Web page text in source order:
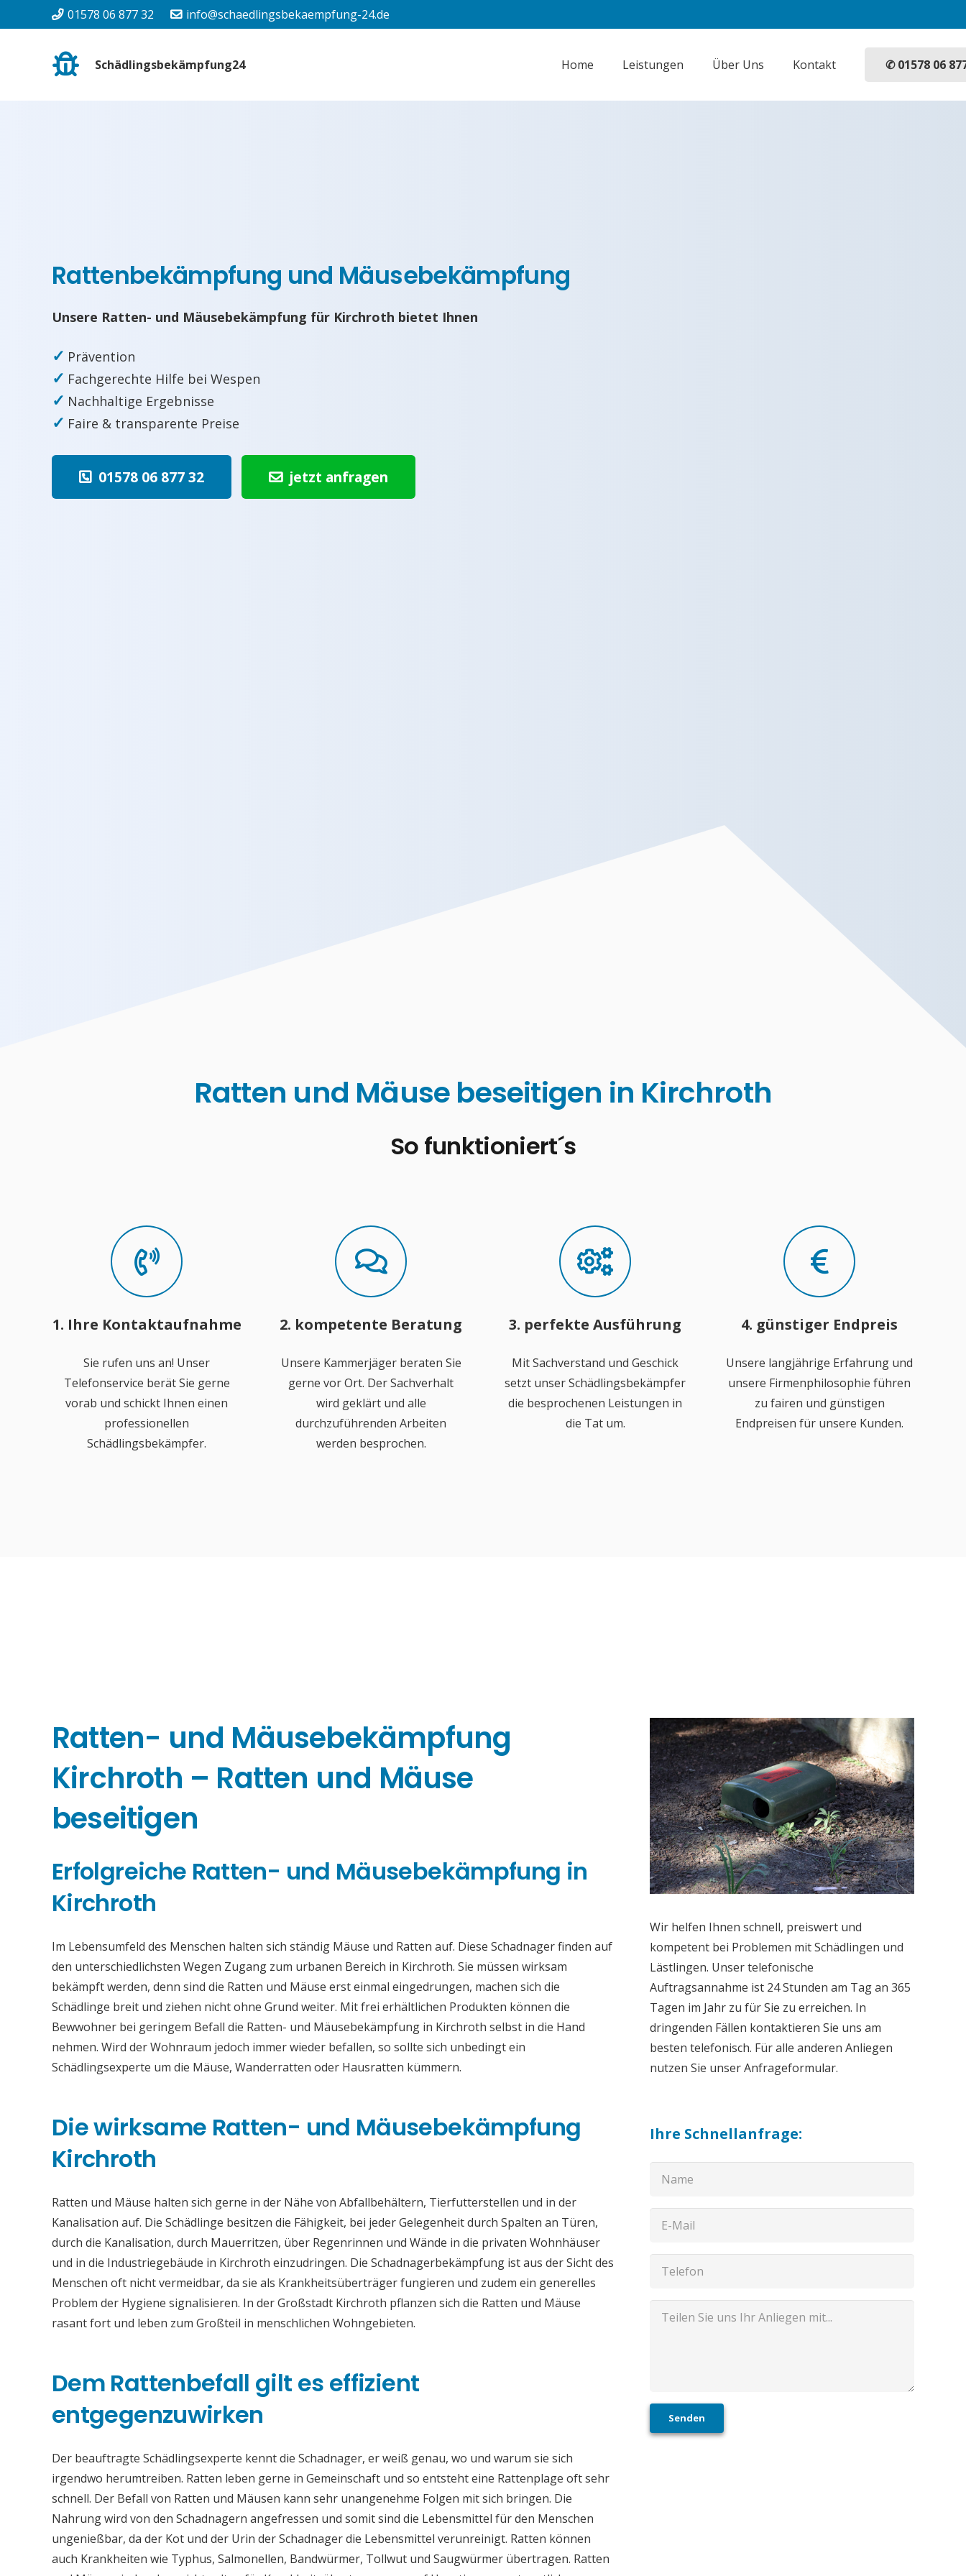
01578 06 877 32 info@schaedlingsbekaempfung-24.de
Schädlingsbekämpfung24 Home Leistungen Über Uns Kontakt ✆ 01578 06
Rattenbekämpfung und Mäusebekämpfung
Unsere Ratten- und Mäusebekämpfung für Kirchroth bietet Ihnen
✓ Prävention
✓ Fachgerechte Hilfe bei Wespen
✓ Nachhaltige Ergebnisse
✓ Faire & transparente Preise
01578 06 877 32 jetzt anfragen
Ratten und Mäuse beseitigen in Kirchroth
So funktioniert´s
1. Ihre Kontaktaufnahme
Sie rufen uns an! Unser
Telefonservice berät Sie gerne
vorab und schickt Ihnen einen
professionellen
Schädlingsbekämpfer.
2. kompetente Beratung
Unsere Kammerjäger beraten Sie
gerne vor Ort. Der Sachverhalt
wird geklärt und alle
durchzuführenden Arbeiten
werden besprochen.
3. perfekte Ausführung
Mit Sachverstand und Geschick
setzt unser Schädlingsbekämpfer
die besprochenen Leistungen in
die Tat um.
4. günstiger Endpreis
Unsere langjährige Erfahrung und
unsere Firmenphilosophie führen
zu fairen und günstigen
Endpreisen für unsere Kunden.
Ratten- und Mäusebekämpfung
Kirchroth – Ratten und Mäuse
beseitigen
Erfolgreiche Ratten- und Mäusebekämpfung in
Kirchroth
Im Lebensumfeld des Menschen halten sich ständig Mäuse und Ratten auf. Diese Schadnager finden auf
den unterschiedlichsten Wegen Zugang zum urbanen Bereich in Kirchroth. Sie müssen wirksam
bekämpft werden, denn sind die Ratten und Mäuse erst einmal eingedrungen, machen sich die
Schädlinge breit und ziehen nicht ohne Grund weiter. Mit frei erhältlichen Produkten können die
Bewwohner bei geringem Befall die Ratten- und Mäusebekämpfung in Kirchroth selbst in die Hand
nehmen. Wird der Wohnraum jedoch immer wieder befallen, so sollte sich unbedingt ein
Schädlingsexperte um die Mäuse, Wanderratten oder Hausratten kümmern.
Die wirksame Ratten- und Mäusebekämpfung
Kirchroth
Ratten und Mäuse halten sich gerne in der Nähe von Abfallbehältern, Tierfutterstellen und in der
Kanalisation auf. Die Schädlinge besitzen die Fähigkeit, bei jeder Gelegenheit durch Spalten an Türen,
durch die Kanalisation, durch Mauerritzen, über Regenrinnen und Wände in die privaten Wohnhäuser
und in die Industriegebäude in Kirchroth einzudringen. Die Schadnagerbekämpfung ist aus der Sicht des
Menschen oft nicht vermeidbar, da sie als Krankheitsüberträger fungieren und zudem ein generelles
Problem der Hygiene signalisieren. In der Großstadt Kirchroth pflanzen sich die Ratten und Mäuse
rasant fort und leben zum Großteil in menschlichen Wohngebieten.
Dem Rattenbefall gilt es effizient
entgegenzuwirken
Der beauftragte Schädlingsexperte kennt die Schadnager, er weiß genau, wo und warum sie sich
irgendwo herumtreiben. Ratten leben gerne in Gemeinschaft und so entsteht eine Rattenplage oft sehr
schnell. Der Befall von Ratten und Mäusen kann sehr unangenehme Folgen mit sich bringen. Die
Nahrung wird von den Schadnagern angefressen und somit sind die Lebensmittel für den Menschen
ungenießbar, da der Kot und der Urin der Schadnager die Lebensmittel verunreinigt. Ratten können
auch Krankheiten wie Typhus, Salmonellen, Bandwürmer, Tollwut und Saugwürmer übertragen. Ratten
Wir helfen Ihnen schnell, preiswert und
kompetent bei Problemen mit Schädlingen und
Lästlingen. Unser telefonische
Auftragsannahme ist 24 Stunden am Tag an 365
Tagen im Jahr zu für Sie zu erreichen. In
dringenden Fällen kontaktieren Sie uns am
besten telefonisch. Für alle anderen Anliegen
nutzen Sie unser Anfrageformular.
Ihre Schnellanfrage:
Senden